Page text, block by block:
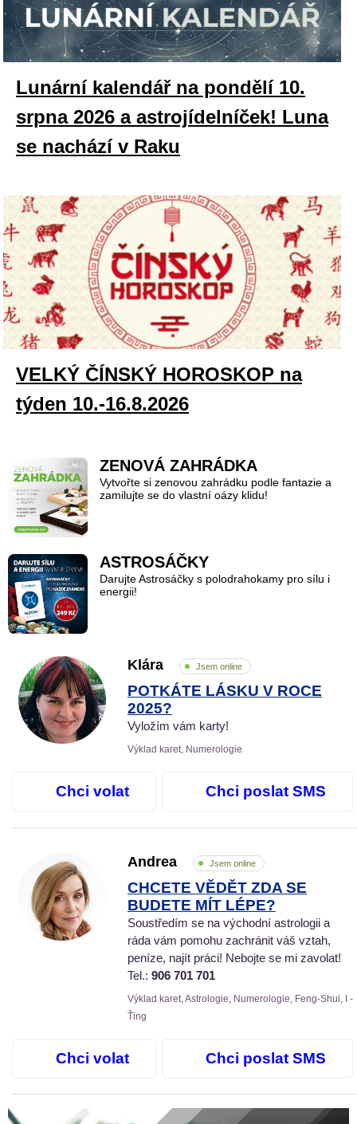
Lunární kalendář na pondělí 10.
srpna 2026 a astrojídelníček! Luna
se nachází v Raku
VELKÝ ČÍNSKÝ HOROSKOP na
týden 10.-16.8.2026
ZENOVÁ ZAHRÁDKA
Vytvořte si zenovou zahrádku podle fantazie a
zamilujte se do vlastní oázy klidu!
ASTROSÁČKY
Darujte Astrosáčky s polodrahokamy pro sílu i
energii!
Klára Jsem online
POTKÁTE LÁSKU V ROCE
2025?
Vyložím vám karty!
Výklad karet, Numerologie
Chci volat Chci poslat SMS
Andrea Jsem online
CHCETE VĚDĚT ZDA SE
BUDETE MÍT LÉPE?
Soustředím se na východní astrologii a
ráda vám pomohu zachránit váš vztah,
peníze, najít práci! Nebojte se mi zavolat!
Tel.: 906 701 701
Výklad karet, Astrologie, Numerologie, Feng-Shui, I -
Ťing
Chci volat Chci poslat SMS